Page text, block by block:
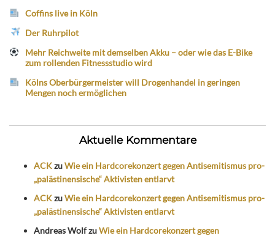
Coffins live in Köln
Der Ruhrpilot
Mehr Reichweite mit demselben Akku – oder wie das E-Bike
zum rollenden Fitnessstudio wird
Kölns Oberbürgermeister will Drogenhandel in geringen
Mengen noch ermöglichen
Aktuelle Kommentare
ACKzuWie ein Hardcorekonzert gegen Antisemitismus pro-
„palästinensische“ Aktivisten entlarvt
ACKzuWie ein Hardcorekonzert gegen Antisemitismus pro-
„palästinensische“ Aktivisten entlarvt
Andreas WolfzuWie ein Hardcorekonzert gegen